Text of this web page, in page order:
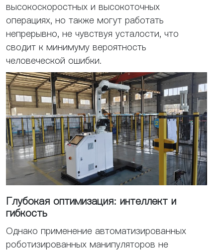
высокоскоростных и высокоточных
операциях, но также могут работать
непрерывно, не чувствуя усталости, что
сводит к минимуму вероятность
человеческой ошибки.
Глубокая оптимизация: интеллект и
гибкость
Однако применение автоматизированных
роботизированных манипуляторов не